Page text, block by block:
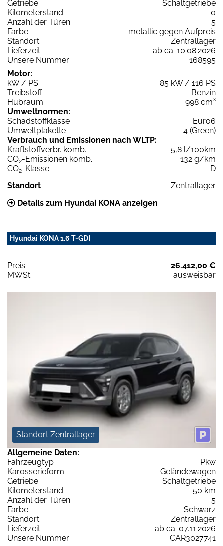
Getriebe
Schaltgetriebe
Kilometerstand
0
Anzahl der Türen
5
Farbe
metallic gegen Aufpreis
Standort
Zentrallager
Lieferzeit
ab ca. 10.08.2026
Unsere Nummer
168595
Motor:
kW / PS
85 kW / 116 PS
Treibstoff
Benzin
Hubraum
998 cm³
Umweltnormen:
Schadstoffklasse
Euro6
Umweltplakette
4 (Green)
Verbrauch und Emissionen nach WLTP:
Kraftstoffverbr. komb.
5,8 l/100km
CO2-Emissionen komb.
132 g/km
CO2-Klasse
D
Standort
Zentrallager
Details zum Hyundai KONA anzeigen
Hyundai KONA 1.6 T-GDI
Preis:
26.412,00 €
MWSt:
ausweisbar
Standort Zentrallager
Allgemeine Daten:
Fahrzeugtyp
Pkw
Karosserieform
Geländewagen
Getriebe
Schaltgetriebe
Kilometerstand
50 km
Anzahl der Türen
5
Farbe
Schwarz
Standort
Zentrallager
Lieferzeit
ab ca. 07.11.2026
Unsere Nummer
CAR3027741